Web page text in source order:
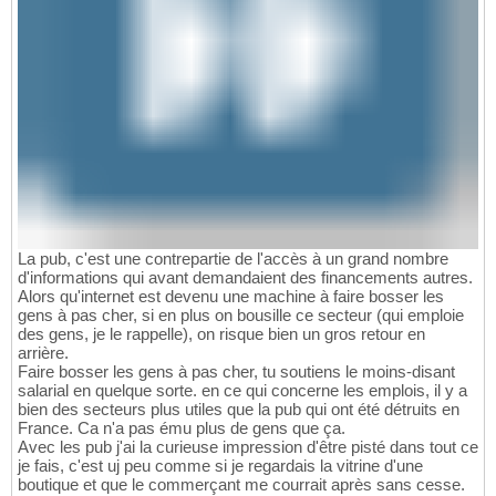
La pub, c'est une contrepartie de l'accès à un grand nombre
d'informations qui avant demandaient des financements autres.
Alors qu'internet est devenu une machine à faire bosser les
gens à pas cher, si en plus on bousille ce secteur (qui emploie
des gens, je le rappelle), on risque bien un gros retour en
arrière.
Faire bosser les gens à pas cher, tu soutiens le moins-disant
salarial en quelque sorte. en ce qui concerne les emplois, il y a
bien des secteurs plus utiles que la pub qui ont été détruits en
France. Ca n'a pas ému plus de gens que ça.
Avec les pub j'ai la curieuse impression d'être pisté dans tout ce
je fais, c'est uj peu comme si je regardais la vitrine d'une
boutique et que le commerçant me courrait après sans cesse.